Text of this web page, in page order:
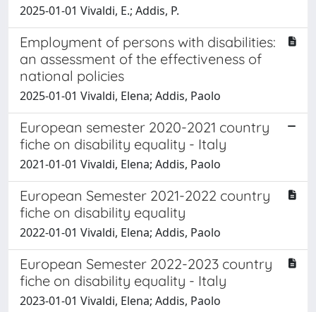
2025-01-01 Vivaldi, E.; Addis, P.
Employment of persons with disabilities:
an assessment of the effectiveness of
national policies
2025-01-01 Vivaldi, Elena; Addis, Paolo
European semester 2020-2021 country
fiche on disability equality - Italy
2021-01-01 Vivaldi, Elena; Addis, Paolo
European Semester 2021-2022 country
fiche on disability equality
2022-01-01 Vivaldi, Elena; Addis, Paolo
European Semester 2022-2023 country
fiche on disability equality - Italy
2023-01-01 Vivaldi, Elena; Addis, Paolo